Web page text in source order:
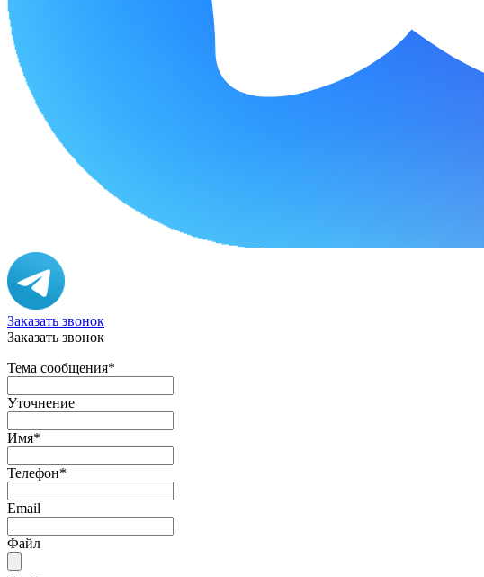
Заказать звонок
Заказать звонок
Тема сообщения*
Уточнение
Имя*
Телефон*
Email
Файл